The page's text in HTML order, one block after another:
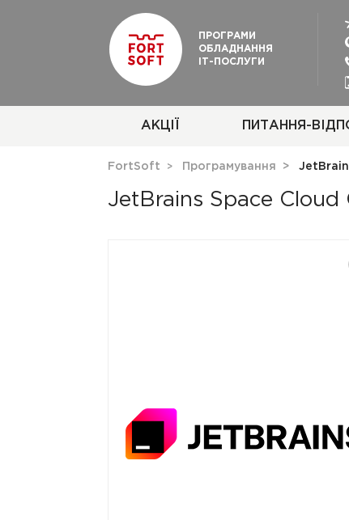
ПРОГРАМИ
ОБЛАДНАННЯ
ІТ-ПОСЛУГИ
АКЦІЇ ПИТАННЯ-
FortSoft Програмування
JetBrains Space Cloud